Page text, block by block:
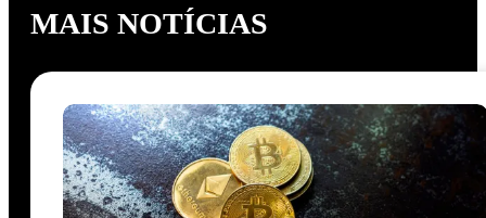
MAIS NOTÍCIAS